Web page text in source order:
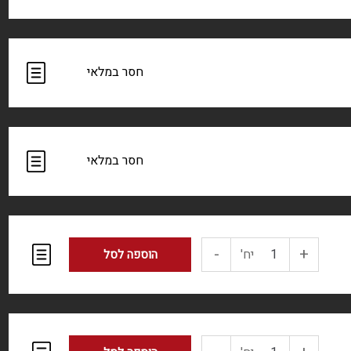
ק`ג
+
כמות
יח' - הוספה לסל